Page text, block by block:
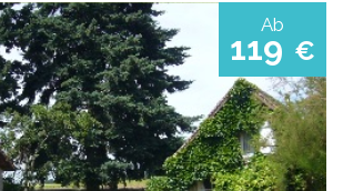
Ab
119 €